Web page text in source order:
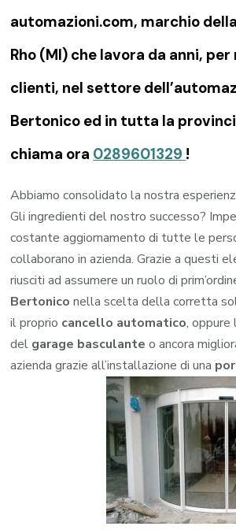
automazioni.com, marchio della
Rho (MI) che lavora da anni,
clienti, nel settore
Bertonico ed in tutta la
chiama ora 0289601329 !
Abbiamo consolidato la nostra
Gli ingredienti del nostro successo?
costante aggiornamento di tutte le
collaborano in azienda. Grazie a questi
riusciti ad assumere un ruolo di
Bertonico nella scelta della corretta
il proprio cancello automatico, oppure
del garage basculante o ancora
azienda grazie all’installazione di una